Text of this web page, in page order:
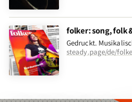
folker: song, folk
Gedruckt.
steady.page/de/